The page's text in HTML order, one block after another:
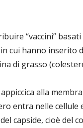
“vaccini”
cui hanno inserito
di grasso
alla
entra nelle cellule
capside, cioè del